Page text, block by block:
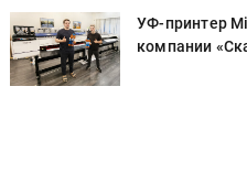
УФ-принтер
компании